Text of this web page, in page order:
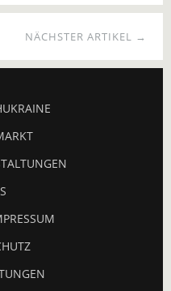
NÄCHSTER ARTIKEL →